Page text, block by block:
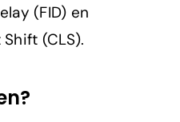
(FID) en
(CLS).